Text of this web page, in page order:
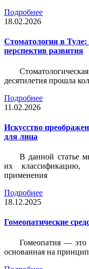
Подробнее
18.02.2026
Стоматология в Туле:
перспектив развития
десятилетия прошла
Подробнее
11.02.2026
Искусство
для лица
В данной статье
их классификацию,
применения
Подробнее
18.12.2025
Гомеопатические
Гомеопатия — это
основанная на